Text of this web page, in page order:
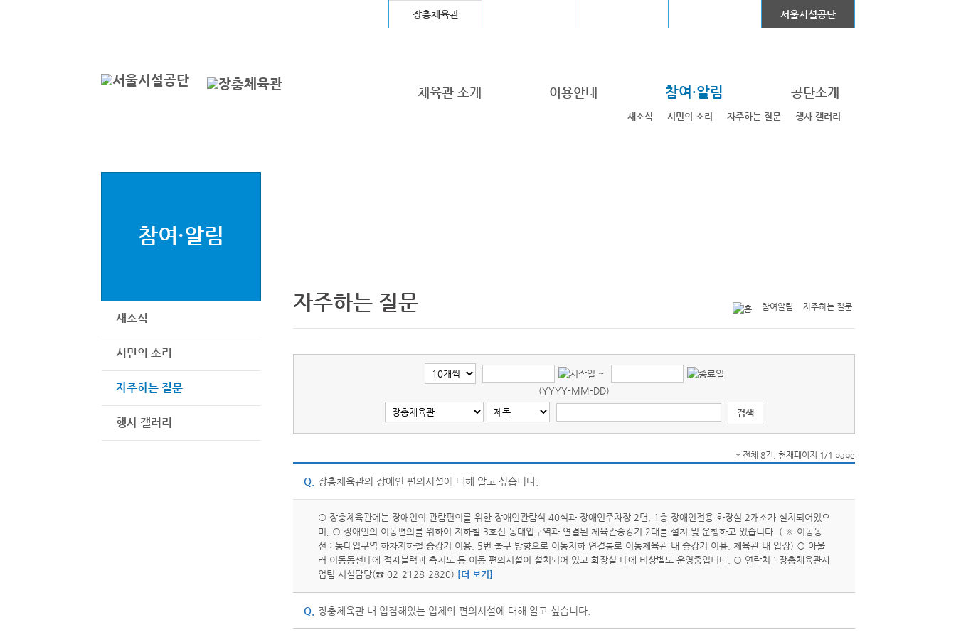
장충체육관 서울시설공단
체육관 소개 이용안내 참여·알림
새소식 시민의 소리 자주하는 질문 행사 갤러리
공단소개
참여·알림
새소식
시민의 소리
자주하는 질문
행사 갤러리
자주하는 질문 참여알림 자주하는 질문
~
(YYYY-MM-DD)
* 전체 8건, 현재페이지 1/1 page
Q. 장충체육관의 장애인 편의시설에 대해 알고 싶습니다.
○ 장충체육관에는 장애인의 관람편의를 위한 장애인관람석 40석과 장애인주차장 2면, 1층 장애인전용 화장실 2개소가 설치되어있으
며, ○ 장애인의 이동편의를 위하여 지하철 3호선 동대입구역과 연결된 체육관승강기 2대를 설치 및 운행하고 있습니다. ( ※ 이동동
선 : 동대입구역 하차지하철 승강기 이용, 5번 출구 방향으로 이동지하 연결통로 이동체육관 내 승강기 이용, 체육관 내 입장) ○ 아울
러 이동동선내에 점자블럭과 촉지도 등 이동 편의시설이 설치되어 있고 화장실 내에 비상벨도 운영중입니다. ○ 연락처 : 장충체육관사
업팀 시설담당(☎ 02-2128-2820) [더 보기]
Q. 장충체육관 내 입점해있는 업체와 편의시설에 대해 알고 싶습니다.